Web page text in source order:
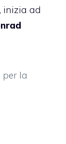
inizia ad
per la